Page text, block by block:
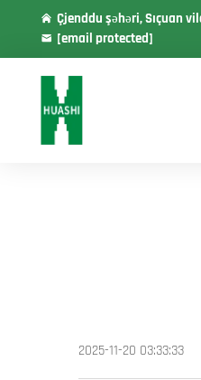
Çjenddu şəhəri, Sıçuan
[email protected]
2025-11-20 03:33:33